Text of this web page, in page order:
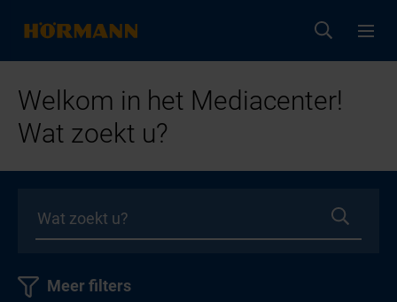
Welkom in het Mediacenter!
Wat zoekt u?
Meer filters